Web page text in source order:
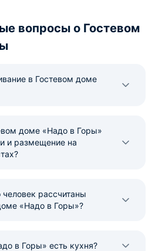
вопросы о Гостевом
в Гостевом доме
доме «Надо в Горы»
и размещение на
рассчитаны
«Надо в Горы»?
в Горы» есть кухня?